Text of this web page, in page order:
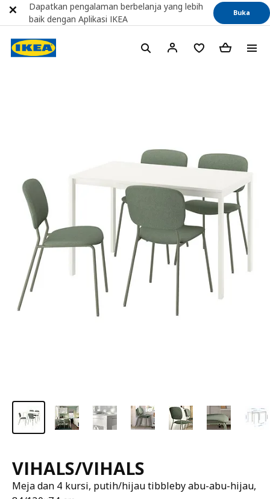
VIHALS/VIHALS
Meja dan 4 kursi, putih/hijau tibbleby abu-abu-hijau,
Dapatkan pengalaman berbelanja yang lebih
baik dengan Aplikasi IKEA
Buka